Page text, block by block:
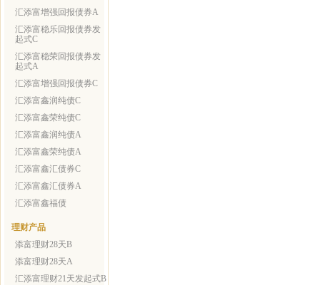
汇添富增强回报债券A
汇添富稳乐回报债券发
起式C
汇添富稳荣回报债券发
起式A
汇添富增强回报债券C
汇添富鑫润纯债C
汇添富鑫荣纯债C
汇添富鑫润纯债A
汇添富鑫荣纯债A
汇添富鑫汇债券C
汇添富鑫汇债券A
汇添富鑫福债
理财产品
添富理财28天B
添富理财28天A
汇添富理财21天发起式B